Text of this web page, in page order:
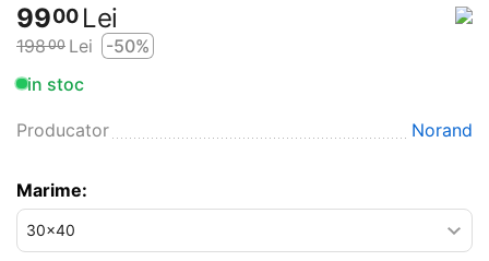
9900 Lei
19800 Lei
-50%
in stoc
Producator Norand
Marime: